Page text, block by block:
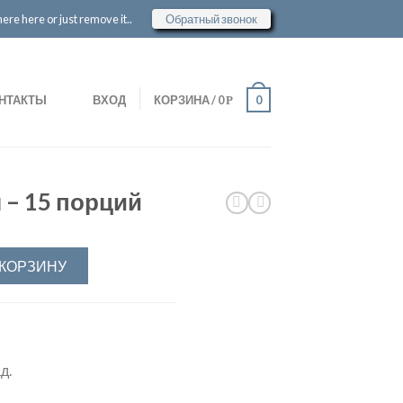
here or just remove it.. Обратный звонок
ВХОД КОРЗИНА/0Р 0
15 порций